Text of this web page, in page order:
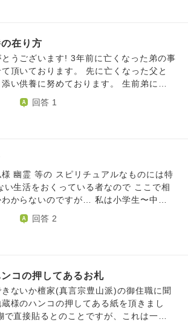
は言われたもののまだ取り上げられてな
れた被害者のことを考えれば、犯人たち
相応しいペナルティを与える義務を感じ
し、いくら有名な殺人事件とはいえ悪法
かといって日弁連の人権屋弁護士のように
族の方が犯人に対する報復以外の方法で
思います。 いつも思うことで
日に花火大会や平和の詩を朗読すること
ない多くの非業の死を遂げた霊に顔向け
しく言いますが、それならば菅原道真公や
？そこが仏教の教えではわからない所で
ることなく憎しみが悪念としていつまで
ずに苦しむと言います。そこも納得でき
在り方
うございます! 3年前に亡くなった弟の事
頂いております。 先に亡くなった父と
養に努めております。 生前弟には
父と母で返済済との話しは聞いておりまし
に私も納得してました。 先日、高齢の母
寄り添わなくてはいけないのに辛くて悔
ん。こんな気持ちを抱えての供養に自分
故人の終わったこととして考えたほうが
回答 1
幽霊 等の スピリチュアルなものには特
い生活をおくっている者なので ここで相
からないのですが… 私は小学生〜中学
きいた戦争の話が忘れられず 毎年地元の
った 空襲があった日にお水をお供えして
まったあの日から ５月のその日が近づ
音が響く様な感覚がし 当時の私ができ
くらいしか思い浮かばず 今も続けてい
思いで冷たい水を誰かへ、それだけの
回答 2
コの押してあるお札
ないか檀家(真言宗豊山派)の御住職に聞
様のハンコの押してある紙を頂きまし
直接貼るとのことですが、これは一般